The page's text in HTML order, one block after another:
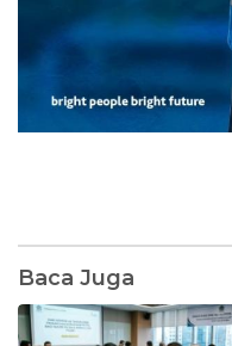
Baca Juga